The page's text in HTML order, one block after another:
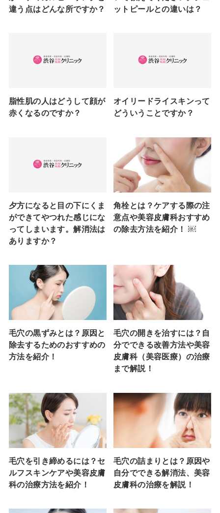
違う点はどんな所ですか？
ットピールとの違いは？
脂性肌の人はどうして顔が
赤くなるのですか？
オイリードライスキンって
どういうことですか？
夕方になると目の下にくま
ができてやつれた感じにな
ってしまいます。解消法は
ありますか？
角栓とは？ケアする際の注
意点や美容皮膚科おすすめ
の除去方法を紹介！ ￼
毛穴の黒ずみとは？原因と
除去するためのおすすめの
方法を紹介！
毛穴の開きを治すには？自
分でできる改善方法や美容
皮膚科（美容医療）の治療
まで解説！
毛穴を引き締めるには？セ
ルフスキンケアや美容皮膚
科の治療方法を紹介！
毛穴の詰まりとは？原因や
自分でできる解消法、美容
皮膚科の治療を解説！